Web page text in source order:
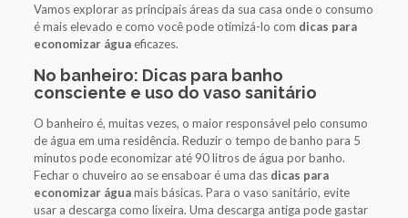
Vamos explorar as principais áreas da sua casa onde o consumo
é mais elevado e como você pode otimizá-lo com dicas para
economizar águaeficazes.
No banheiro: Dicas para banho
consciente e uso do vaso sanitário
O banheiro é, muitas vezes, o maior responsável pelo consumo
de água em uma residência. Reduzir o tempo de banho para 5
minutos pode economizar até 90 litros de água por banho.
Fechar o chuveiro ao se ensaboar é uma das dicas para
economizar águamais básicas. Para o vaso sanitário, evite
usar a descarga como lixeira. Uma descarga antiga pode gastar